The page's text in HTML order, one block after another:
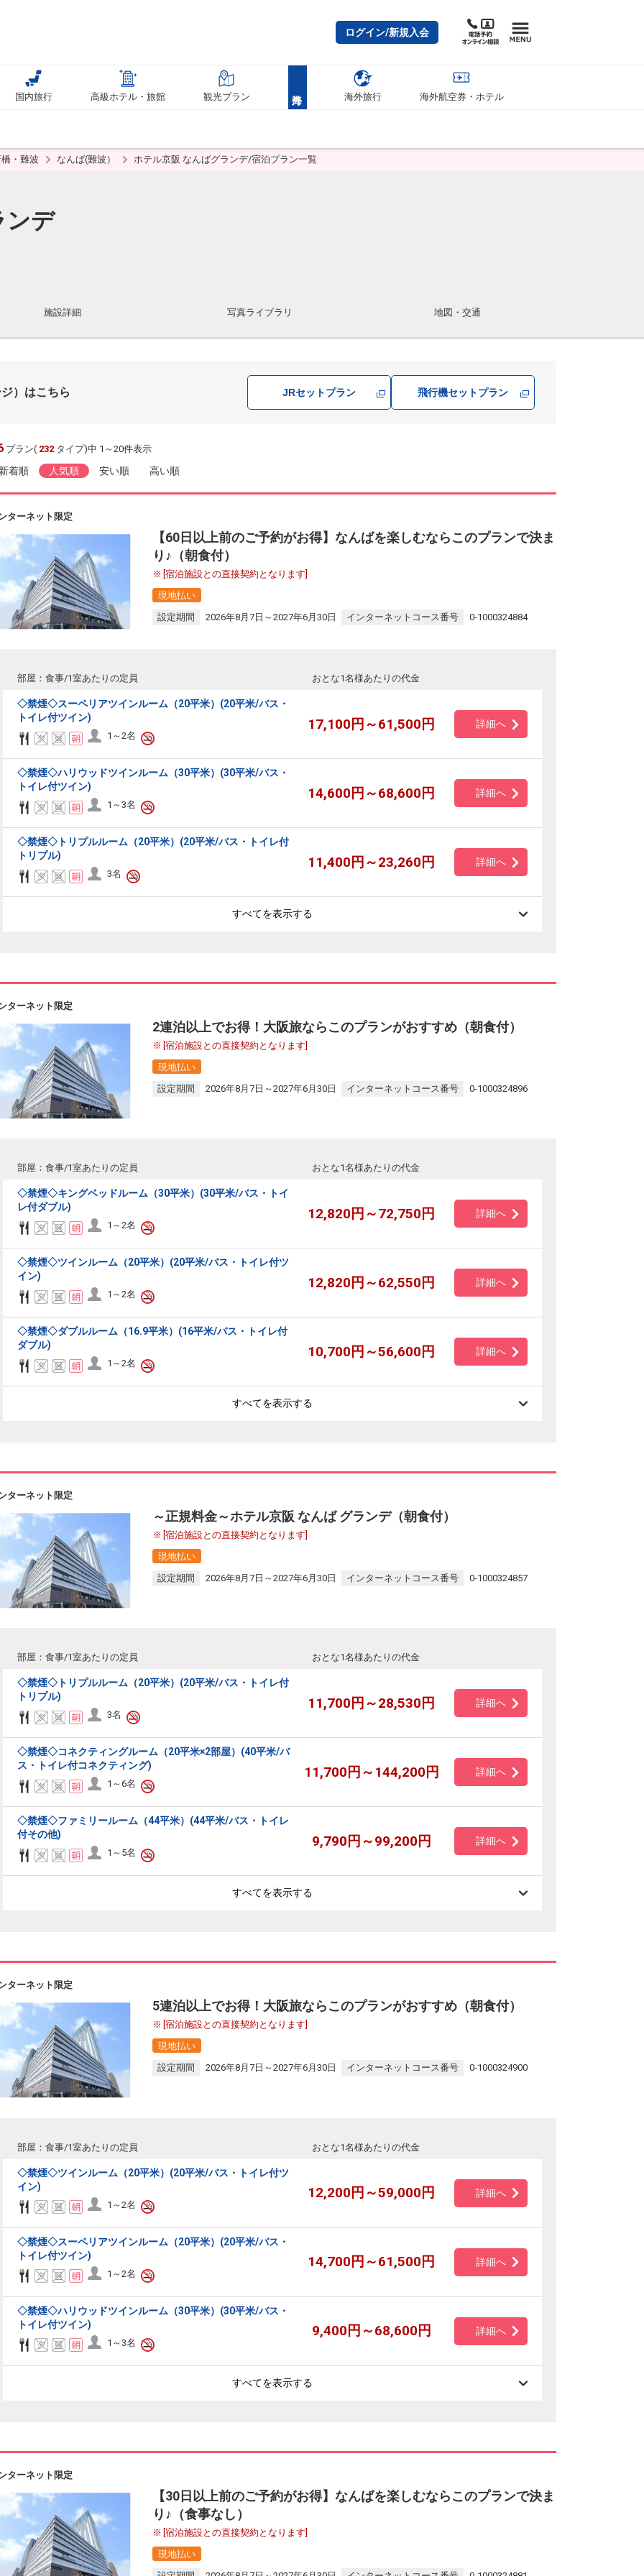
ログイン/新規入会
国内旅行 高級ホテル・旅館 観光プラン 海外旅行 海外航空券・ホテル
・難波 なんば(難波） ホテル京阪 なんばグランデ/宿泊プラン一覧
ンデ
施設詳細 写真ライブラリ 地図・交通
）はこちら JRセットプラン 飛行機セットプラン
プラン( 232 タイプ)中 1～20件表示
着順 人気順 安い順 高い順
ターネット限定
【60日以上前のご予約がお得】なんばを楽しむならこのプランで決ま
り♪（朝食付）
[宿泊施設との直接契約となります]
現地払い
設定期間
2026年8月7日～2027年6月30日 インターネットコース番号 0-1000324884
部屋：食事/1室あたりの定員 おとな1名様あたりの代金
◇禁煙◇スーペリアツインルーム（20平米）(20平米/バス・
トイレ付ツイン)
1～2名
17,100円～61,500円 詳細へ
◇禁煙◇ハリウッドツインルーム（30平米）(30平米/バス・
トイレ付ツイン)
1～3名
14,600円～68,600円 詳細へ
◇禁煙◇トリプルルーム（20平米）(20平米/バス・トイレ付
トリプル)
3名
11,400円～23,260円 詳細へ
すべてを表示する
ターネット限定
2連泊以上でお得！大阪旅ならこのプランがおすすめ（朝食付）
[宿泊施設との直接契約となります]
現地払い
設定期間
2026年8月7日～2027年6月30日 インターネットコース番号 0-1000324896
部屋：食事/1室あたりの定員 おとな1名様あたりの代金
◇禁煙◇キングベッドルーム（30平米）(30平米/バス・トイ
レ付ダブル)
1～2名
12,820円～72,750円 詳細へ
◇禁煙◇ツインルーム（20平米）(20平米/バス・トイレ付ツ
イン)
1～2名
12,820円～62,550円 詳細へ
◇禁煙◇ダブルルーム（16.9平米）(16平米/バス・トイレ付
ダブル)
1～2名
10,700円～56,600円 詳細へ
すべてを表示する
ターネット限定
～正規料金～ホテル京阪 なんば グランデ（朝食付）
[宿泊施設との直接契約となります]
現地払い
設定期間
2026年8月7日～2027年6月30日 インターネットコース番号 0-1000324857
部屋：食事/1室あたりの定員 おとな1名様あたりの代金
◇禁煙◇トリプルルーム（20平米）(20平米/バス・トイレ付
トリプル)
3名
11,700円～28,530円 詳細へ
◇禁煙◇コネクティングルーム（20平米×2部屋）(40平米/バ
ス・トイレ付コネクティング)
1～6名
11,700円～144,200円 詳細へ
◇禁煙◇ファミリールーム（44平米）(44平米/バス・トイレ
付その他)
1～5名
9,790円～99,200円 詳細へ
すべてを表示する
ターネット限定
5連泊以上でお得！大阪旅ならこのプランがおすすめ（朝食付）
[宿泊施設との直接契約となります]
現地払い
設定期間
2026年8月7日～2027年6月30日 インターネットコース番号 0-1000324900
部屋：食事/1室あたりの定員 おとな1名様あたりの代金
◇禁煙◇ツインルーム（20平米）(20平米/バス・トイレ付ツ
イン)
1～2名
12,200円～59,000円 詳細へ
◇禁煙◇スーペリアツインルーム（20平米）(20平米/バス・
トイレ付ツイン)
1～2名
14,700円～61,500円 詳細へ
◇禁煙◇ハリウッドツインルーム（30平米）(30平米/バス・
トイレ付ツイン)
1～3名
9,400円～68,600円 詳細へ
すべてを表示する
ターネット限定
【30日以上前のご予約がお得】なんばを楽しむならこのプランで決ま
り♪（食事なし）
[宿泊施設との直接契約となります]
現地払い